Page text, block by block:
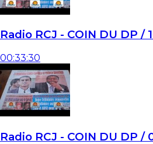
Radio RCJ - COIN DU DP /
00:33:30
Radio RCJ - COIN DU DP /